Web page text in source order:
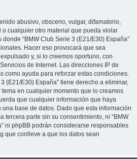
abusivo, obsceno, vulgar, difamatorio,
cualquier otro material que pueda violar
“BMW Club Serie 3 (E21/E30) España”
Hacer eso provocará que sea
y, si lo creemos oportuno, con
de Internet. Las direcciones IP de
como ayuda para reforzar estas condiciones.
(E21/E30) España” tiene derecho a eliminar,
en cualquier momento que lo creamos
que cualquier información que haya
base de datos. Dado que esta información
tercera parte sin su consentimiento, ni “BMW
ni phpBB podrán considerarse responsables
que conlleve a que los datos sean